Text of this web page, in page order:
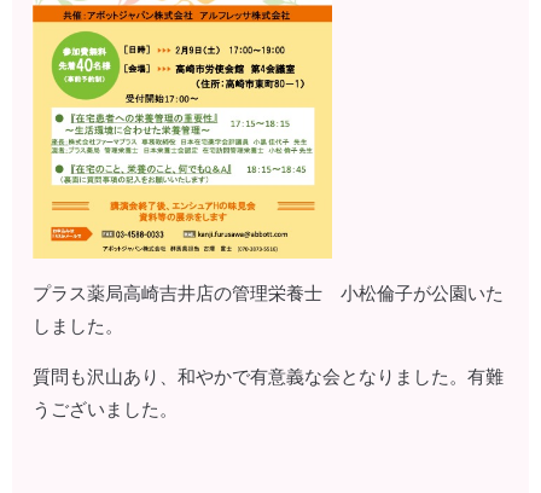
プラス薬局高崎吉井店の管理栄養士 小松倫子が公園いた
しました。
質問も沢山あり、和やかで有意義な会となりました。有難
うございました。